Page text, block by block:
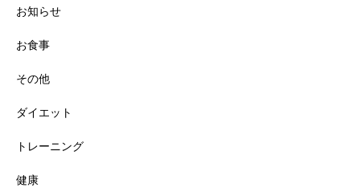
お知らせ
お食事
その他
ダイエット
トレーニング
健康